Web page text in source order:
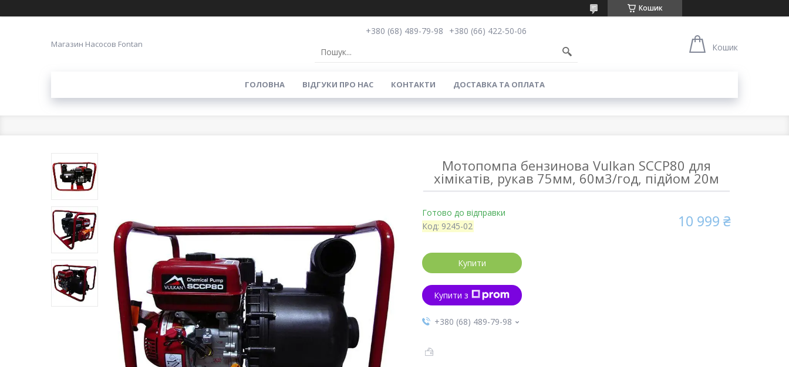
Кошик
Магазин Насосов Fontan
+380 (68) 489-79-98
+380 (66) 422-50-06
Кошик
ГОЛОВНА ВIДГУКИ ПРО НАС КОНТАКТИ ДОСТАВКА ТА ОПЛАТА
Мотопомпа бензинова Vulkan SCCP80 для
хімікатів, рукав 75мм, 60м3/год, підйом 20м
Готово до відправки
Код: 9245-02 10 999 ₴
Купити
Купити з
+380 (68) 489-79-98